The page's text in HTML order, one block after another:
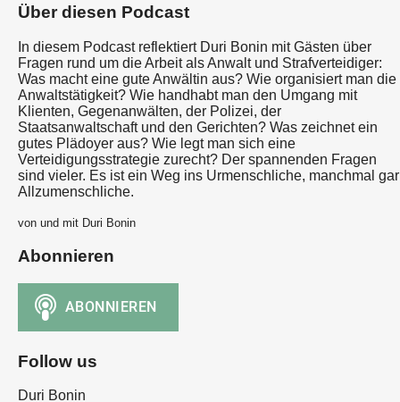
Über diesen Podcast
In diesem Podcast reflektiert Duri Bonin mit Gästen über
Fragen rund um die Arbeit als Anwalt und Strafverteidiger:
Was macht eine gute Anwältin aus? Wie organisiert man die
Anwaltstätigkeit? Wie handhabt man den Umgang mit
Klienten, Gegenanwälten, der Polizei, der
Staatsanwaltschaft und den Gerichten? Was zeichnet ein
gutes Plädoyer aus? Wie legt man sich eine
Verteidigungsstrategie zurecht? Der spannenden Fragen
sind vieler. Es ist ein Weg ins Urmenschliche, manchmal gar
Allzumenschliche.
von und mit Duri Bonin
Abonnieren
Follow us
Duri Bonin